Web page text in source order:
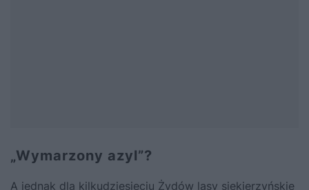
„Wymarzony azyl”?
A jednak dla kilkudziesięciu Żydów lasy siekierzyńskie